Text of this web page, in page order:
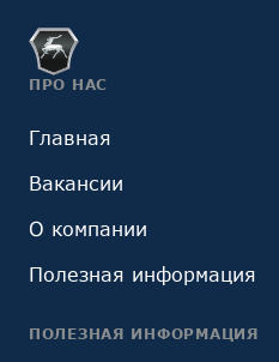
ПРО НАС
Главная
Вакансии
О компании
Полезная информация
ПОЛЕЗНАЯ ИНФОРМАЦИЯ